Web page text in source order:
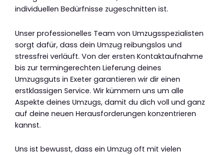
individuellen Bedürfnisse zugeschnitten ist.
Unser professionelles Team von Umzugsspezialisten
sorgt dafür, dass dein Umzug reibungslos und
stressfrei verläuft. Von der ersten Kontaktaufnahme
bis zur termingerechten Lieferung deines
Umzugsguts in Exeter garantieren wir dir einen
erstklassigen Service. Wir kümmern uns um alle
Aspekte deines Umzugs, damit du dich voll und ganz
auf deine neuen Herausforderungen konzentrieren
kannst.
Uns ist bewusst, dass ein Umzug oft mit vielen